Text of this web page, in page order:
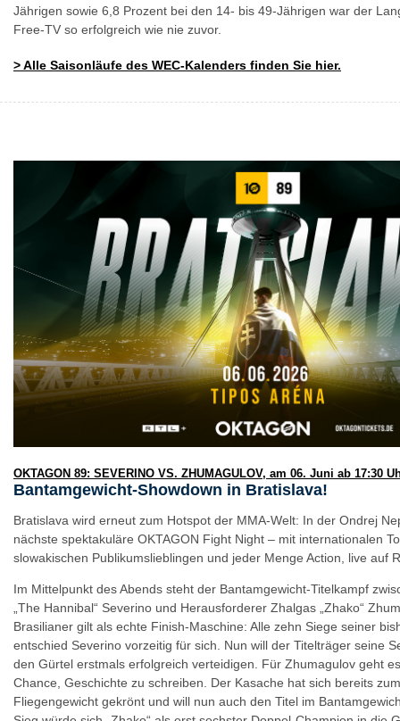
Jährigen sowie 6,8 Prozent bei den 14- bis 49-Jährigen war der
Free-TV so erfolgreich wie nie zuvor.
>Alle Saisonläufe des WEC-Kalenders finden Sie hier.
OKTAGON 89: SEVERINO VS. ZHUMAGULOV, am 06. Juni ab 17:30
Bantamgewicht-Showdown in Bratislava!
Bratislava wird erneut zum Hotspot der MMA-Welt: In der Ondrej
nächste spektakuläre OKTAGON Fight Night – mit internationalen
slowakischen Publikumslieblingen und jeder Menge Action, live auf
Im Mittelpunkt des Abends steht der Bantamgewicht-Titelkampf
„The Hannibal“ Severino und Herausforderer Zhalgas „Zhako“
Brasilianer gilt als echte Finish-Maschine: Alle zehn Siege seiner
entschied Severino vorzeitig für sich. Nun will der Titelträger seine
den Gürtel erstmals erfolgreich verteidigen. Für Zhumagulov geht
Chance, Geschichte zu schreiben. Der Kasache hat sich bereits
Fliegengewicht gekrönt und will nun auch den Titel im